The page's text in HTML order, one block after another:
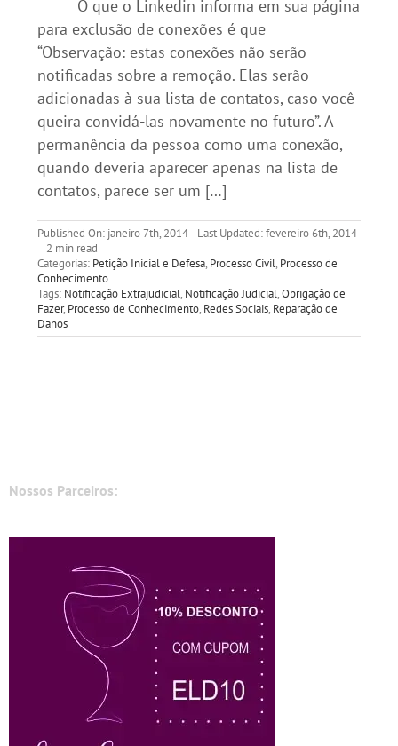
O que o Linkedin informa em sua página
para exclusão de conexões é que
“Observação: estas conexões não serão
notificadas sobre a remoção. Elas serão
adicionadas à sua lista de contatos, caso você
queira convidá-las novamente no futuro”. A
permanência da pessoa como uma conexão,
quando deveria aparecer apenas na lista de
contatos, parece ser um […]
Published On: janeiro 7th, 2014
Last Updated: fevereiro 6th, 2014
2 min read
Categorias: Petição Inicial e Defesa, Processo Civil, Processo de
Conhecimento
Tags: Notificação Extrajudicial, Notificação Judicial,Obrigação de
Fazer, Processo de Conhecimento, Redes Sociais, Reparação de
Danos
Nossos Parceiros: